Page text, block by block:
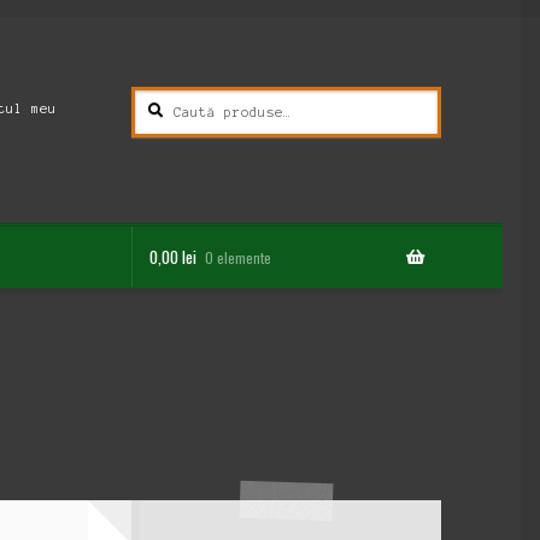
meu
Caută
după:
Caută
0,00lei 0 elemente